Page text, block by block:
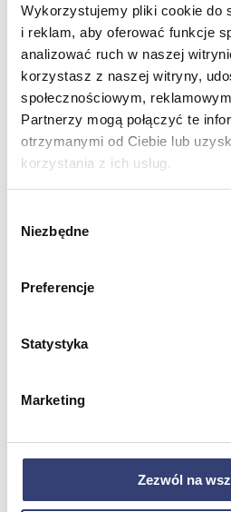
Wykorzystujemy pliki cookie do
i reklam, aby oferować funkcje
analizować ruch w naszej
korzystasz z naszej witryny,
społecznościowym,
Partnerzy mogą połączyć te
otrzymanymi od Ciebie lub
korzystania z ich usług.
zgody
Niezbędne
Preferencje
Statystyka
Marketing
Zezwól na
Zobacz wszystko
Meble medyczne
Wróć
Pielęgnacja mebli
Taborety i krzesła
Stoły
Fotele
Zobacz wszystko
Spa & Wellness
Wróć
Zdrowie i uroda